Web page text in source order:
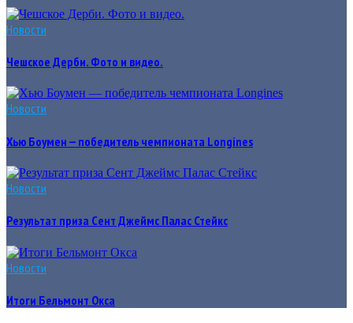
Новости
Чешское Дерби. Фото и видео.
Новости
Хью Боумен — победитель чемпионата Longines
Новости
Результат приза Сент Джеймс Палас Стейкс
Новости
Итоги Бельмонт Окса